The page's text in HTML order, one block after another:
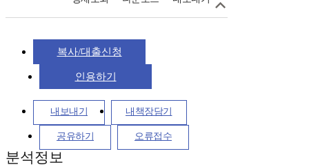
복사/대출신청
인용하기
내보내기 내책장담기
공유하기 오류접수
분석정보